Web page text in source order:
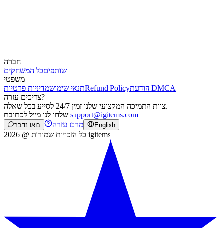
חברה
שותפיםכל המשחקים
משפטי
תנאי שימושמדיניות פרטיות Refund Policy
הודעת DMCA
צריכים עזרה?
צוות התמיכה המקצועי שלנו זמין 24/7 לסייע בכל שאלה.
support@igitems.com
בואו נדבר מרכז עזרה English
כל הזכויות שמורות @ 2026 igitems